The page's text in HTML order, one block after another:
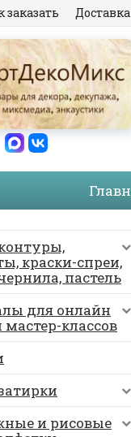
заказать Доставка
краски-спреи,
пастель
для онлайн
мастер-классов
и рисовые